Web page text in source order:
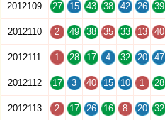
2012109 27 15 43 38 42 26 39
2012110 2 49 38 35 33 13 40
2012111 1 28 17 4 32 20 47
2012112 17 3 40 15 10 1 28
2012113 2 17 26 16 8 20 32